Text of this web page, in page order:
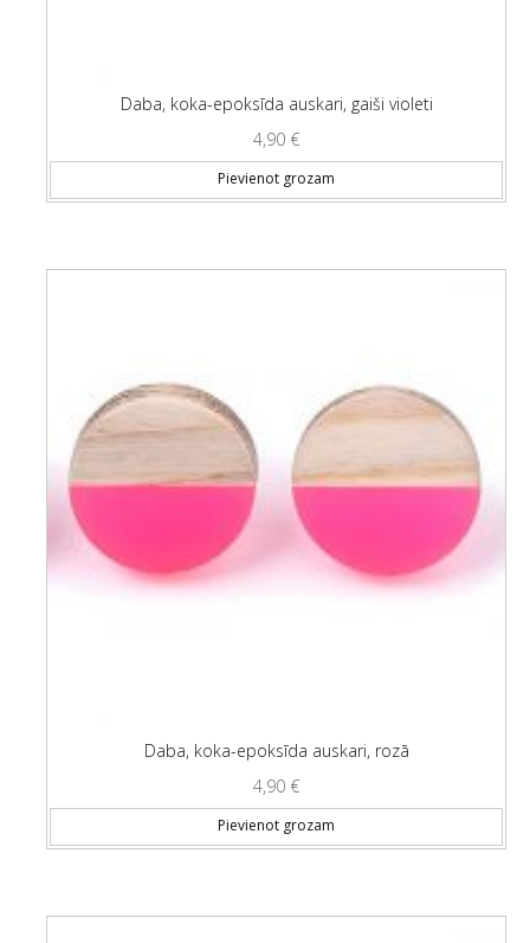
Daba, koka-epoksīda auskari, gaiši violeti
4,90 €
Pievienot grozam
Daba, koka-epoksīda auskari, rozā
4,90 €
Pievienot grozam